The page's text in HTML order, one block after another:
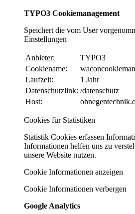
TYPO3 Cookiemanagement
Speichert die vom User
Einstellungen
Anbieter:
TYPO3
Cookiename:
Laufzeit:
1 Jahr
Datenschutzlink: /datenschutz
Host:
Cookies für Statistiken
Statistik Cookies erfassen
Informationen helfen uns zu
unsere Website nutzen.
Cookie Informationen anzeigen
Cookie Informationen verbergen
Google Analytics